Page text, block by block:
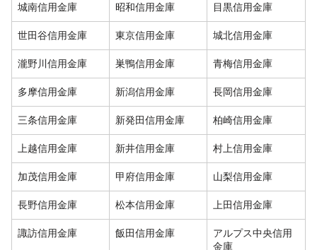
城南信用金庫 昭和信用金庫 目黒信用金庫
世田谷信用金庫 東京信用金庫 城北信用金庫
瀧野川信用金庫 巣鴨信用金庫 青梅信用金庫
多摩信用金庫 新潟信用金庫 長岡信用金庫
三条信用金庫 新発田信用金庫 柏崎信用金庫
上越信用金庫 新井信用金庫 村上信用金庫
加茂信用金庫 甲府信用金庫 山梨信用金庫
長野信用金庫 松本信用金庫 上田信用金庫
諏訪信用金庫 飯田信用金庫
アルプス中央信用
金庫